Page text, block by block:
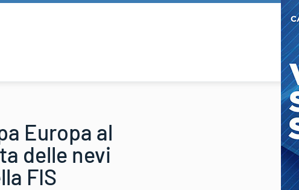
Europa al
delle nevi
FIS